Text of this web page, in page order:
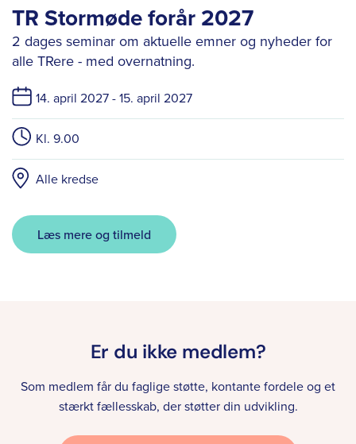
TR Stormøde forår 2027
2 dages seminar om aktuelle emner og nyheder for
alle TRere - med overnatning.
14. april 2027 -15. april 2027
Kl. 9.00
Alle kredse
Læs mere og tilmeld
Er du ikke medlem?
Som medlem får du faglige støtte, kontante fordele og et
stærkt fællesskab, der støtter din udvikling.